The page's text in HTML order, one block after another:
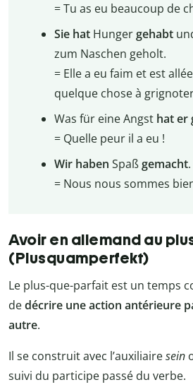
= Tu as eu beaucoup de
Sie hatHungergehabt
zum Naschen geholt.
= Elle a eu faim et est
quelque chose à
Was für eine Angst hat er
= Quelle peur il a eu !
Wir haben Spaßgemacht.
= Nous nous sommes
Avoir en allemand au
(Plusquamperfekt)
Le plus-que-parfait est un temps
dedécrire une action antérieure
autre.
Il se construit avec l’auxiliairesein
suivi du participe passé du verbe.